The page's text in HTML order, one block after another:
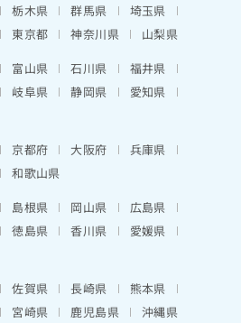
栃木県 群馬県
埼玉県
東京都 神奈川県
山梨県
富山県 石川県
福井県
岐阜県 静岡県
愛知県
京都府 大阪府
兵庫県
和歌山県
島根県 岡山県
広島県
徳島県 香川県
愛媛県
佐賀県 長崎県
熊本県
宮崎県 鹿児島県 沖縄県